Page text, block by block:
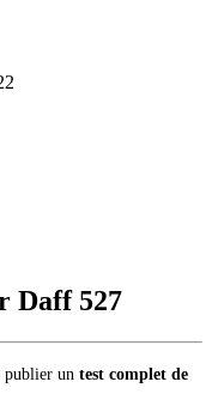
Daff 527
publier un test complet de